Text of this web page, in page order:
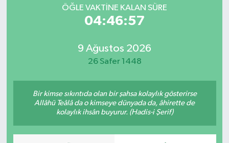
ÖĞLE VAKTİNE KALAN SÜRE
04:46:57
9 Ağustos 2026
26 Safer 1448
Bir kimse sıkıntıda olan bir şahsa kolaylık gösterirse
Allâhü Teâlâ da o kimseye dünyada da, âhirette de
kolaylık ihsân buyurur. (Hadis-i Şerif)
Süper Lig Puan Durumu ve Fikstür
Tüm Manşetler
Haber Arşivi